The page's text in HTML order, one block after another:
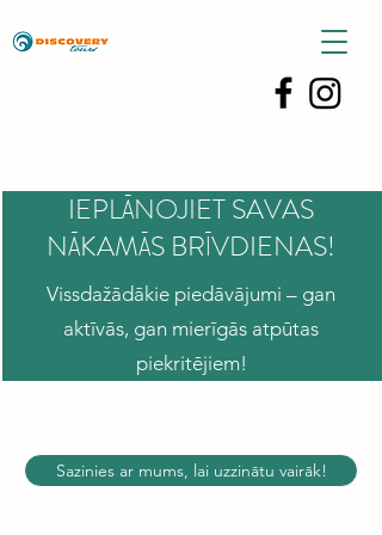
IEPLĀNOJIET SAVAS
NĀKAMĀS BRĪVDIENAS!
Vissdažādākie piedāvājumi – gan
aktīvās, gan mierīgās atpūtas
piekritējiem!
Sazinies ar mums, lai uzzinātu vairāk!